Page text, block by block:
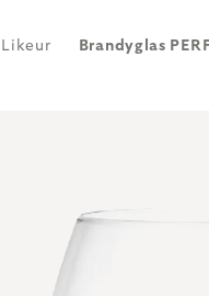
Likeur Brandyglas